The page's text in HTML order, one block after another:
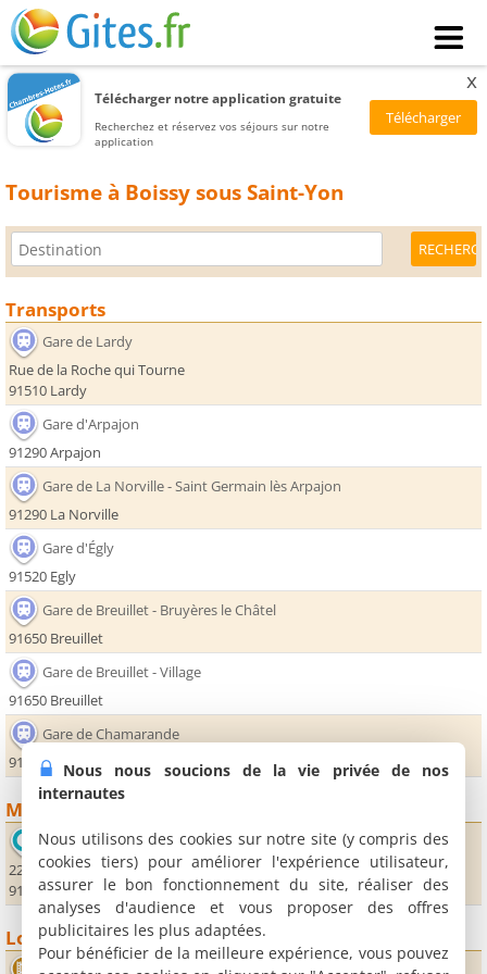
Télécharger notre application gratuite
Recherchez et réservez vos séjours sur notre
application
x
Tourisme à Boissy sous Saint-Yon
Transports
Gare de Lardy
Rue de la Roche qui Tourne
91510 Lardy
Gare d'Arpajon
91290 Arpajon
Gare de La Norville - Saint Germain lès Arpajon
91290 La Norville
Gare d'Égly
91520 Egly
Gare de Breuillet - Bruyères le Châtel
91650 Breuillet
Gare de Breuillet - Village
91650 Breuillet
Gare de Chamarande
91730 Chamarande
Monuments
Office de Tourisme de l'Arpajonnais
22, boulevard Abel Cornaton
91290 Arpajon
Loisirs
Cinéma Stars
Nous nous soucions de la vie privée de nos
internautes
Nous utilisons des cookies sur notre site (y compris des
cookies tiers) pour améliorer l'expérience utilisateur,
assurer le bon fonctionnement du site, réaliser des
analyses d'audience et vous proposer des offres
publicitaires les plus adaptées.
Pour bénéficier de la meilleure expérience, vous pouvez